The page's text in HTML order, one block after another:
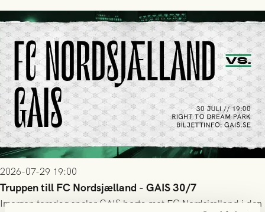
tennissiffror och det grönsvarta europaäventyret tog slut.
2026-07-29 19:00
Truppen till FC Nordsjælland - GAIS 30/7
Imorgon torsdag spelar GAIS borta mot FC Nordsjælland i den